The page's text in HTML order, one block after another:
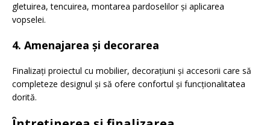
gletuirea, tencuirea, montarea pardoselilor și aplicarea
vopselei.
4. Amenajarea și decorarea
Finalizați proiectul cu mobilier, decorațiuni și accesorii care să
completeze designul și să ofere confortul și funcționalitatea
dorită.